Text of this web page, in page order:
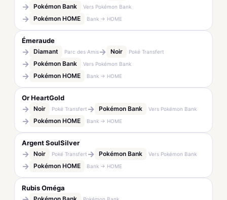
→ Pokémon Bank Vers Pokémon Bank
→ Pokémon HOME Bank → HOME
Émeraude
→ Diamant Parc des Amis→ Noir Poké Transfert
→ Pokémon Bank Vers Pokémon Bank
→ Pokémon HOME Bank → HOME
Or HeartGold
→ Noir Poké Transfert → Pokémon Bank Vers Pokémon Bank
→ Pokémon HOME Bank → HOME
Argent SoulSilver
→ Noir Poké Transfert → Pokémon Bank Vers Pokémon Bank
→ Pokémon HOME Bank → HOME
Rubis Oméga
Pokémon Bank